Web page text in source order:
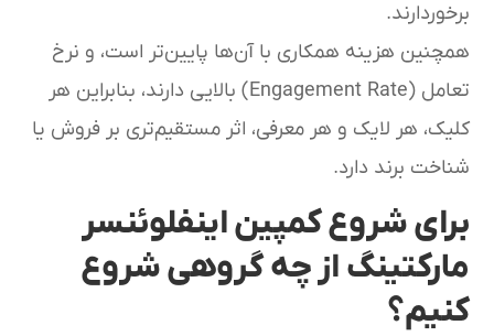
برخوردارند.
همچنین هزینه همکاری با آن‌ها پایین‌تر است، و نرخ
تعامل (Engagement Rate) بالایی دارند، بنابراین هر
کلیک، هر لایک و هر معرفی، اثر مستقیم‌تری بر فروش یا
شناخت برند دارد.
برای شروع کمپین اینفلوئنسر
مارکتینگ از چه گروهی شروع
کنیم؟